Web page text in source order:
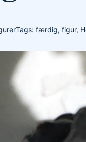
Tags: færdig, figur,